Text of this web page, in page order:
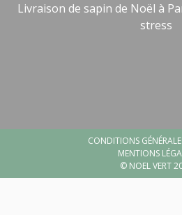
Livraison de sapin de Noël à
stress
CONDITIONS
MENTIONS
© NOEL VERT